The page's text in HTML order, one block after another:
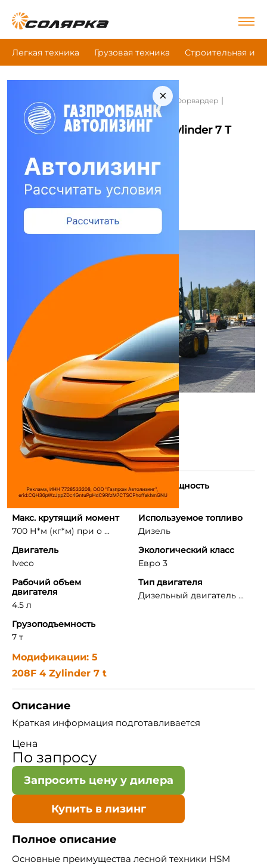
Легкая техника Грузовая техника Строительная и
×
Главная Сельскохозяйственная техника | Форвардер |
Hsm 208F 4 Zylinder 7 T
Форвардер Hsm 208F 4 Zylinder 7 T
Количество цилиндров
Макс. мощность
170 л.с.
Макс. крутящий момент
700 Н*м (кг*м) при о ...
Используемое топливо
Дизель
Двигатель
Iveco
Экологический класс
Евро 3
Рабочий объем
двигателя
4.5 л
Тип двигателя
Дизельный двигатель ...
Грузоподъемность
7 т
Модификации: 5
208F 4 Zylinder 7 t
Описание
Краткая информация подготавливается
Цена
По запросу
Запросить цену у дилера
Купить в лизинг
Полное описание
Основные преимущества лесной техники HSM